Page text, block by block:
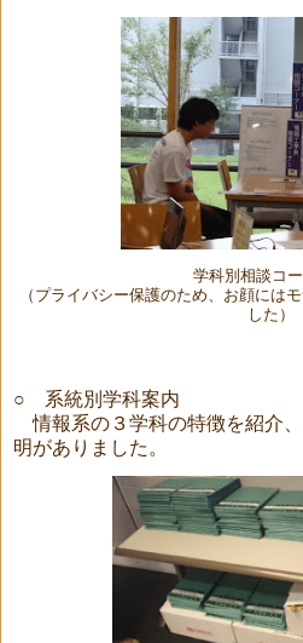
学科別相談コ
（プライバシー保護のため、お顔には
した）
○ 系統別学科案内
情報系の３学科の特徴を紹介
明がありました。